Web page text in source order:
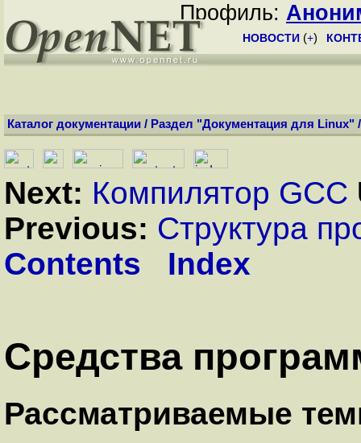
Профиль:
НОВОСТИ (+)
Каталог документации / Раздел "Документация для Linux"
Next: Компилятор GCC
Previous: Структура
Contents
Index
Средства
Рассматриваемые